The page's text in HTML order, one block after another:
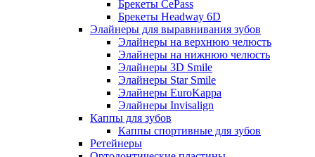
Брекеты CePass
Брекеты Headway 6D
Элайнеры для выравнивания зубов
Элайнеры на верхнюю челюсть
Элайнеры на нижнюю челюсть
Элайнеры 3D Smile
Элайнеры Star Smile
Элайнеры EuroKappa
Элайнеры Invisalign
Каппы для зубов
Каппы спортивные для зубов
Ретейнеры